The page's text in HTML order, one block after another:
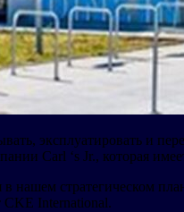
эксплуатировать и
Carl ‘s Jr., которая
нашем стратегическом
International.